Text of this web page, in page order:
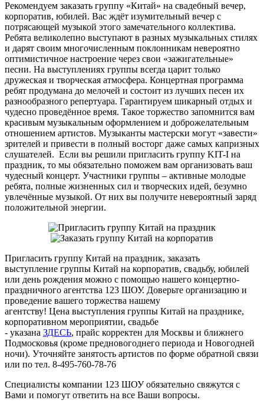
Рекомендуем заказать группу «Китай» на свадебный вечер,
корпоратив, юбилей. Вас ждёт изумительный вечер с
потрясающей музыкой этого замечательного коллектива.
Ребята великолепно выступают в разных музыкальных стилях
и дарят своим многочисленным поклонникам невероятно
оптимистичное настроение через свои «зажигательные»
песни. На выступлениях группы всегда царит только
дружеская и творческая атмосфера. Концертная программа
ребят продумана до мелочей и состоит из лучших песен их
разнообразного репертуара. Гарантируем шикарный отдых и
чудесно проведённое время. Такое торжество запомнится вам
красивым музыкальным оформлением и доброжелательным
отношением артистов. Музыканты мастерски могут «завести»
зрителей и привести в полный восторг даже самых капризных
слушателей. Если вы решили пригласить группу KIT-I на
праздник, то мы обязательно поможем вам организовать ваш
чудесный концерт. Участники группы – активные молодые
ребята, полные жизненных сил и творческих идей, безумно
увлечённые музыкой. От них вы получите невероятный заряд
положительной энергии.
Пригласить группу Китай на праздник, заказать
выступление группы Китай на корпоратив, свадьбу, юбилей
или день рождения можно с помощью нашего концертно-
праздничного агентства 123 ШОУ. Доверьте организацию и
проведение вашего торжества нашему
агентству! Цена выступления группы Китай на празднике,
корпоративном мероприятии, свадьбе
- указана ЗДЕСЬ, прайс корректен для Москвы и ближнего
Подмосковья (кроме предновогоднего периода и Новогодней
ночи). Уточняйте занятость артистов по форме обратной связи
или по тел. 8-495-760-78-76
Специалисты компании 123 ШОУ обязательно свяжутся с
Вами и помогут ответить на все Ваши вопросы.